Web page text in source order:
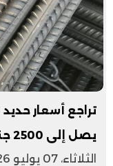
تراجع أسعار
يصل إلى 2500 جنيه للطن
الثلاثاء، 07 يوليو 2026 04:23 م